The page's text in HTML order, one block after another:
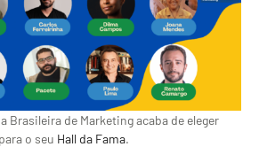
Brasileira de Marketing acaba de eleger
o seu Hall da Fama.